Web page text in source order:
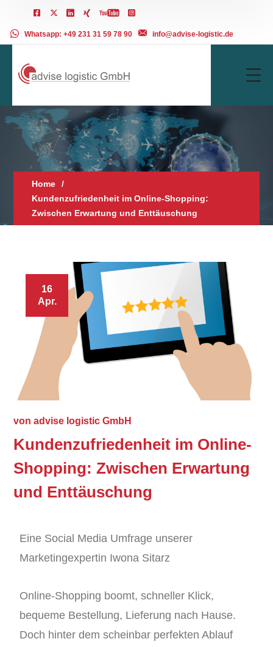
info@advise-logistic.de
Whatsapp: +49 231 31 59 78 90
Home
Kundenzufriedenheit im Online-Shopping:
Zwischen Erwartung und Enttäuschung
16
Apr.
vonadvise logistic GmbH
Kundenzufriedenheit im Online-
Shopping: Zwischen Erwartung
und Enttäuschung
Eine Social Media Umfrage unserer
Marketingexpertin Iwona Sitarz
Online-Shopping boomt, schneller Klick,
bequeme Bestellung, Lieferung nach Hause.
Doch hinter dem scheinbar perfekten Ablauf